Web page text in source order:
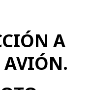
A
AVIÓN.